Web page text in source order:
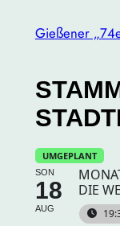
Gießener
UMGEPLANT
SON
18
AUG
DIE